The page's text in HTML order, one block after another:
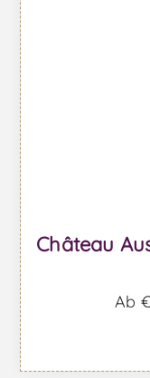
Château
Ab